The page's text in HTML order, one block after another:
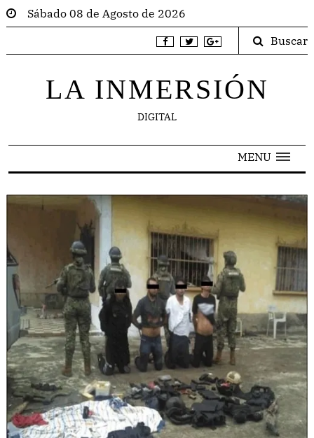
Sábado 08 de Agosto de 2026
Buscar
LA INMERSIÓN
DIGITAL
MENU